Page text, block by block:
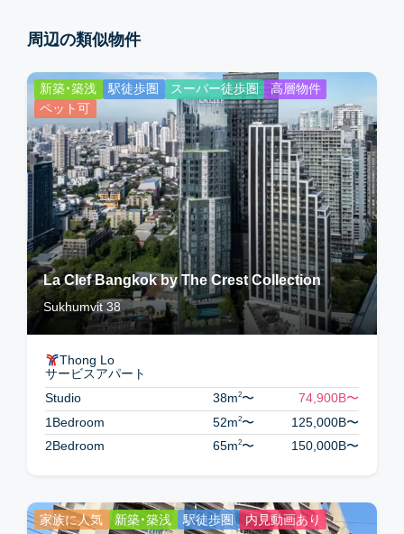
周辺の類似物件
新築・築浅 駅徒歩圏 スーパー徒歩圏
高層物件
ペット可
La Clef Bangkok by The Crest Collection
Sukhumvit 38
Thong Lo
サービスアパート
Studio
38m2〜 74,900B〜
1Bedroom
52m2〜 125,000B〜
2Bedroom
65m2〜 150,000B〜
家族に人気 新築・築浅 駅徒歩圏 内見動画あり